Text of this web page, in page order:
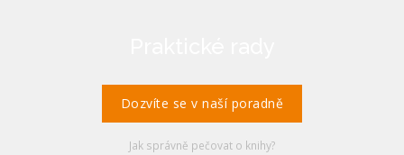
Dozvíte se v naší poradně
Jak správně pečovat o knihy?